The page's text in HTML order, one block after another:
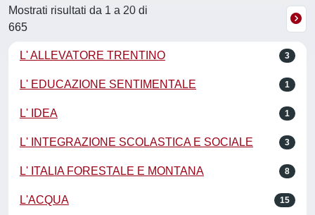
Mostrati risultati da 1 a 20 di
665
L' ALLEVATORE TRENTINO 3
L' EDUCAZIONE SENTIMENTALE 1
L' IDEA 1
L' INTEGRAZIONE SCOLASTICA E SOCIALE 3
L' ITALIA FORESTALE E MONTANA 8
L'ACQUA 15